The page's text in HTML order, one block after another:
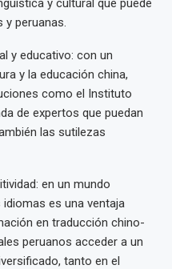
y cultural que puede
y peruanas.
educativo: con un
y la educación china,
como el Instituto
de expertos que puedan
las sutilezas
en un mundo
es una ventaja
en traducción chino-
peruanos acceder a un
tanto en el